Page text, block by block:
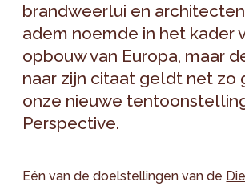
brandweerlui en
adem noemde in het kader
opbouw van Europa, maar
naar zijn citaat geldt net zo
onze nieuwe
Perspective.
Eén van de doelstellingen van de